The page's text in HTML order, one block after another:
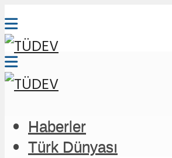
Haberler
Türk Dünyası
Haberler
Türk Dünyası